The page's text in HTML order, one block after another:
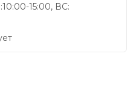
15:00, ВС: